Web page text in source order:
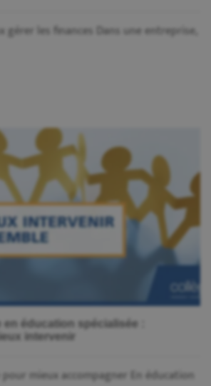
les finances Dans une entreprise,
en éducation spécialisée :
intervenir
mieux accompagner En éducation